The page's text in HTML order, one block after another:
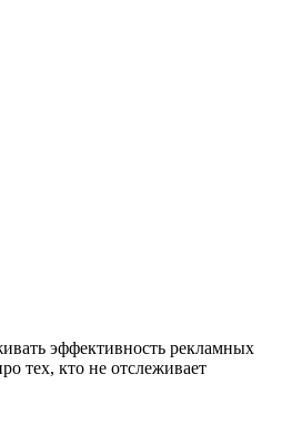
эффективность рекламных
тех, кто не отслеживает